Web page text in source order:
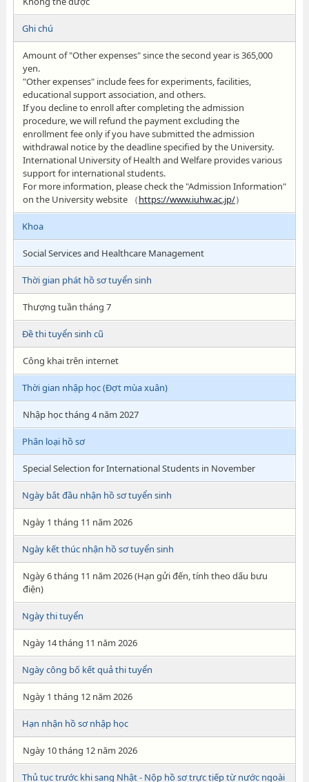
Ghi chú
Amount of "Other expenses" since the second year is 365,000
yen.
"Other expenses" include fees for experiments, facilities,
educational support association, and others.
If you decline to enroll after completing the admission
procedure, we will refund the payment excluding the
enrollment fee only if you have submitted the admission
withdrawal notice by the deadline specified by the University.
International University of Health and Welfare provides various
support for international students.
For more information, please check the "Admission Information"
on the University website （https://www.iuhw.ac.jp/）
Khoa
Social Services and Healthcare Management
Thời gian phát hồ sơ tuyển sinh
Thượng tuần tháng 7
Đề thi tuyển sinh cũ
Công khai trên internet
Thời gian nhập học (Đợt mùa xuân)
Nhập học tháng 4 năm 2027
Phân loại hồ sơ
Special Selection for International Students in November
Ngày bắt đầu nhận hồ sơ tuyển sinh
Ngày 1 tháng 11 năm 2026
Ngày kết thúc nhận hồ sơ tuyển sinh
Ngày 6 tháng 11 năm 2026 (Hạn gửi đến, tính theo dấu bưu
điện)
Ngày thi tuyển
Ngày 14 tháng 11 năm 2026
Ngày công bố kết quả thi tuyển
Ngày 1 tháng 12 năm 2026
Hạn nhận hồ sơ nhập học
Ngày 10 tháng 12 năm 2026
Thủ tục trước khi sang Nhật - Nộp hồ sơ trực tiếp từ nước ngoài